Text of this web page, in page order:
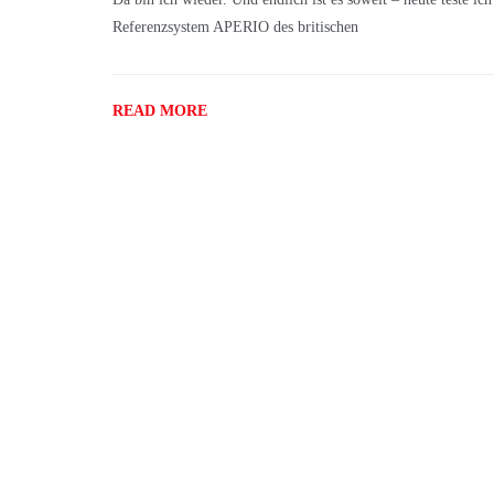
Referenzsystem APERIO des britischen
READ MORE